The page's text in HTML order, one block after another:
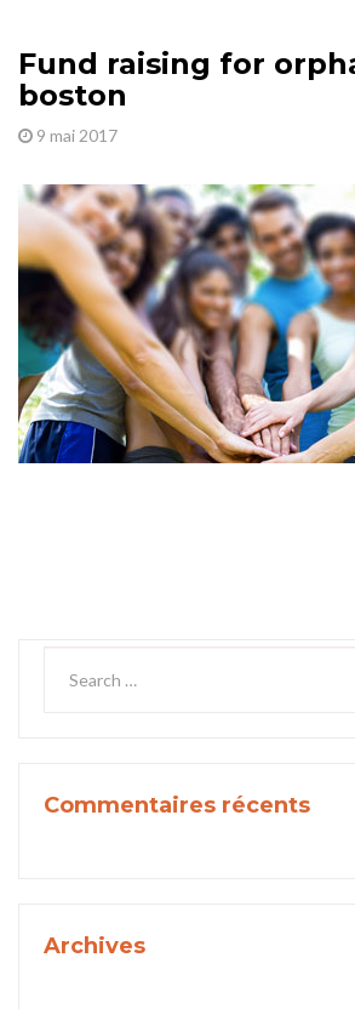
Fund raising for
boston
9 mai 2017
Commentaires récents
Archives